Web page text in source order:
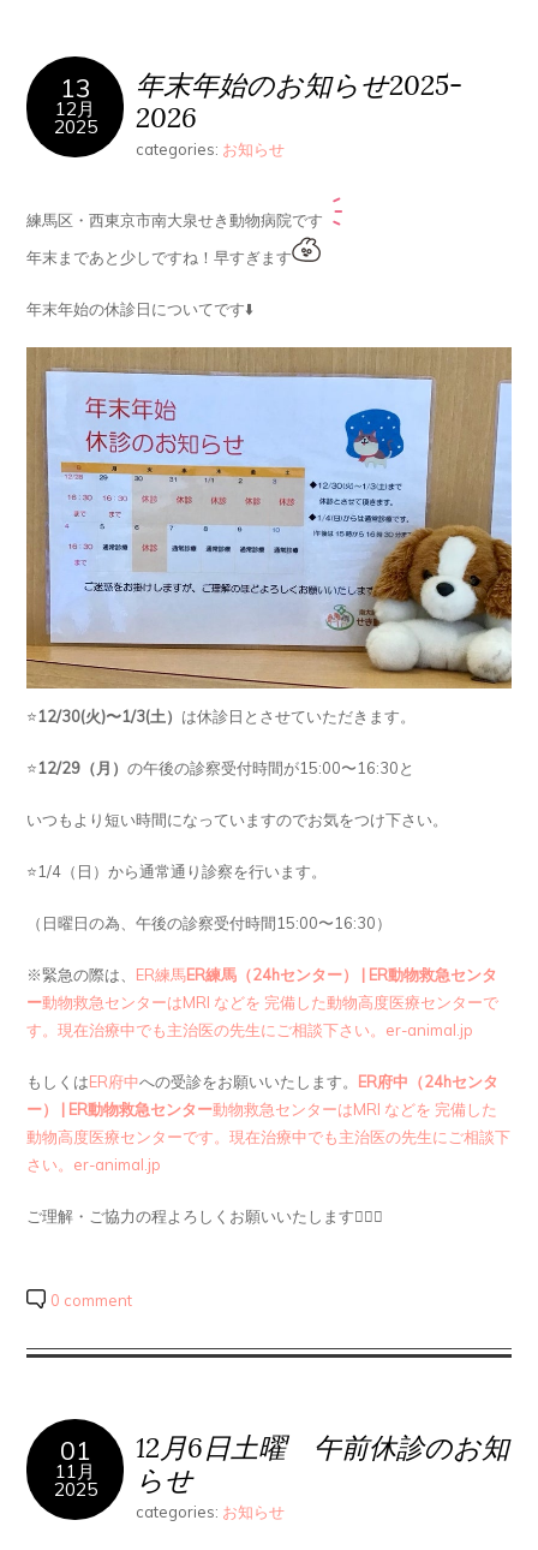
13
12月
2025
年末年始のお知らせ2025-
2026
categories: お知らせ
練馬区・西東京市南大泉せき動物病院です
年末まであと少しですね！早すぎます
年末年始の休診日についてです⬇️
⭐️12/30(火)〜1/3(土） は休診日とさせていただきます。
⭐️12/29（月）の午後の診察受付時間が15:00〜16:30と
いつもより短い時間になっていますのでお気をつけ下さい。
⭐️1/4（日）から通常通り診察を行います。
（日曜日の為、午後の診察受付時間15:00〜16:30）
※緊急の際は、 ER練馬ER練馬（24hセンター） | ER動物救急センタ
ー動物救急センターはMRI などを 完備した動物高度医療センターで
す。現在治療中でも主治医の先生にご相談下さい。er-animal.jp
もしくはER府中への受診をお願いいたします。 ER府中（24hセンタ
ー） | ER動物救急センター動物救急センターはMRI などを 完備した
動物高度医療センターです。現在治療中でも主治医の先生にご相談下
さい。er-animal.jp
ご理解・ご協力の程よろしくお願いいたします🙇🏻‍♀️
0 comment
01
11月
2025
12月6日土曜 午前休診のお知
らせ
categories: お知らせ